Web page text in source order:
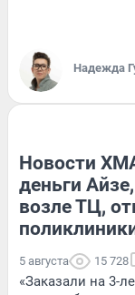
Надежда
Новости
деньги
возле ТЦ,
5 августа 15 728
«Заказали на 3-